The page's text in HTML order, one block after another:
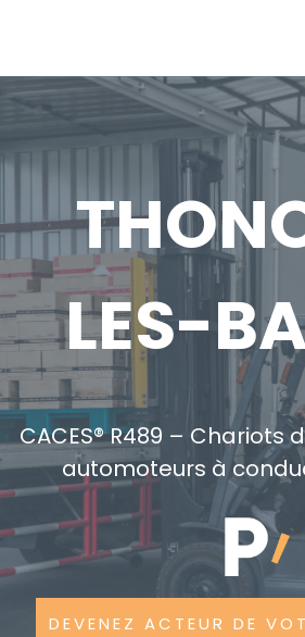
LES-
CACES® R489 – Chariots
automoteurs à
DEVENEZ ACTEUR DE